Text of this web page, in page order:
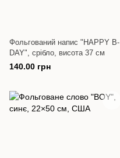
Фольгований напис "HAPPY B-
DAY", срібло, висота 37 см
140.00 грн